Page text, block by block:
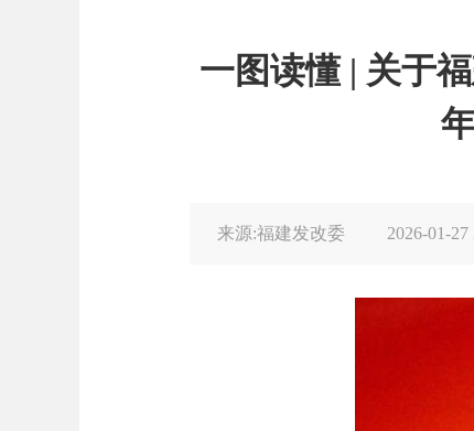
一图读懂 | 关于
来源:福建发改委 2026-01-27